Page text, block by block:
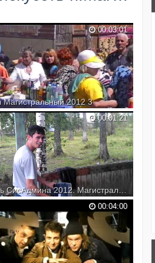
00:03:01
Магистральный 2012 3
00:01:21
День СисАдмина 2012. Магистральный. Иркутская область.
00:04:00